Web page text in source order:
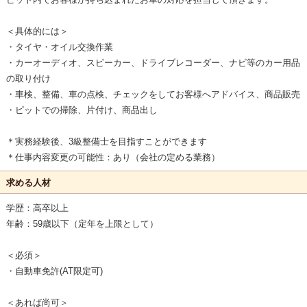
＜具体的には＞
・タイヤ・オイル交換作業
・カーオーディオ、スピーカー、ドライブレコーダー、ナビ等のカー用品
の取り付け
・車検、整備、車の点検、チェックをしてお客様へアドバイス、商品販売
・ピットでの掃除、片付け、商品出し
＊実務経験後、3級整備士を目指すことができます
＊仕事内容変更の可能性：あり（会社の定める業務）
求める人材
学歴：高卒以上
年齢：59歳以下（定年を上限として）
＜必須＞
・自動車免許(AT限定可)
＜あれば尚可＞